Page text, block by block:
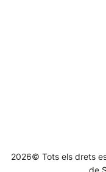
2026© Tots els drets
de